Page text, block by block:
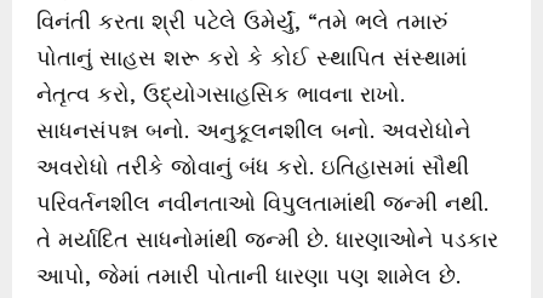
વિનંતી કરતા શ્રી પટેલે ઉમેર્યું, “તમે ભલે તમારું
પોતાનું સાહસ શરૂ કરો કે કોઈ સ્થાપિત સંસ્થામાં
નેતૃત્વ કરો, ઉદ્યોગસાહસિક ભાવના રાખો.
સાધનસંપન્ન બનો. અનુકૂલનશીલ બનો. અવરોધોને
અવરોધો તરીકે જોવાનું બંધ કરો. ઇતિહાસમાં સૌથી
પરિવર્તનશીલ નવીનતાઓ વિપુલતામાંથી જન્મી નથી.
તે મર્યાદિત સાધનોમાંથી જન્મી છે. ધારણાઓને પડકાર
આપો, જેમાં તમારી પોતાની ધારણા પણ શામેલ છે.